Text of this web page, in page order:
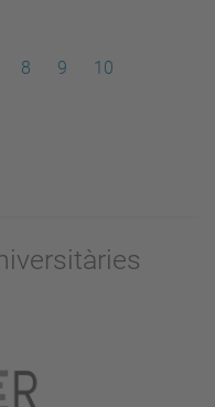
Pàgina
8 Pàgina
9 Pàgina
10